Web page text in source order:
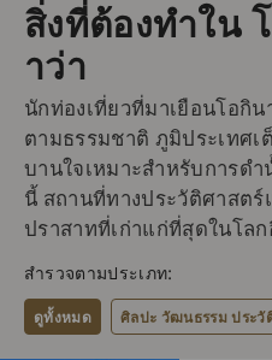
สิ่งที่ต้องทำใน
าว่า
นักท่องเที่ยวที่มาเยือนโอกิ
ตามธรรมชาติ ภูมิประเทศเ
บานใจเหมาะสำหรับการด
นี้ สถานที่ทางประวัติศาสตร์
ปราสาทที่เก่าแก่ที่สุดในโล
สำรวจตามประเภท:
ดูทั้งหมด ศิลปะ วัฒนธรรม ประวั